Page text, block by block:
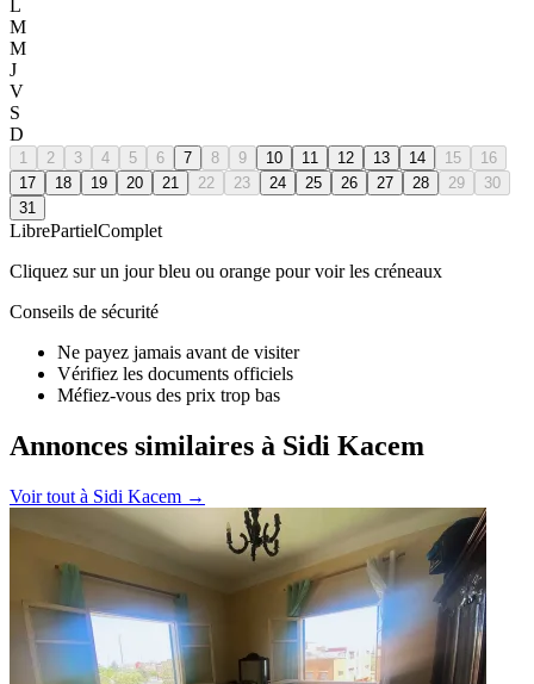
L
M
M
J
V
S
D
1 2 3 4 5 6 7 8 9 10 11 12 13 14 15
16
17
18 19 20 21 22 23 24 25 26 27 28 29
30
31
LibrePartielComplet
Cliquez sur un jour bleu ou orange pour voir les créneaux
Conseils de sécurité
Ne payez jamais avant de visiter
Vérifiez les documents officiels
Méfiez-vous des prix trop bas
Annonces similaires à Sidi Kacem
Voir tout à Sidi Kacem →